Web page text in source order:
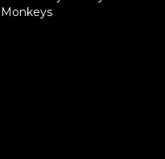
Monkeys